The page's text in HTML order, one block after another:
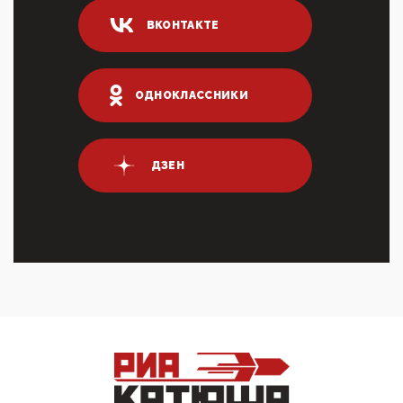
ИНН для переводов по СБП это первый шаг из
логических двухЗаполнение ИНН при любых
переводах по ...
03:35, 10 Апреля 2026
Суммарное вознаграждение менеджменту в 15
крупных банках по итогам 2025 года превысило 63
млрд руб. ...
03:01, 10 Апреля 2026
Террорист и убийца Буданов вальяжно сообщил,
что союзники просили Киев не наносить удары по
энергети...
Госуслугах уме...
12:01, 10 Апреля 2026
Сионистское правительство благосклонно
ВКОНТАКТЕ
ОДНОКЛАССНИКИ
ДЗЕН